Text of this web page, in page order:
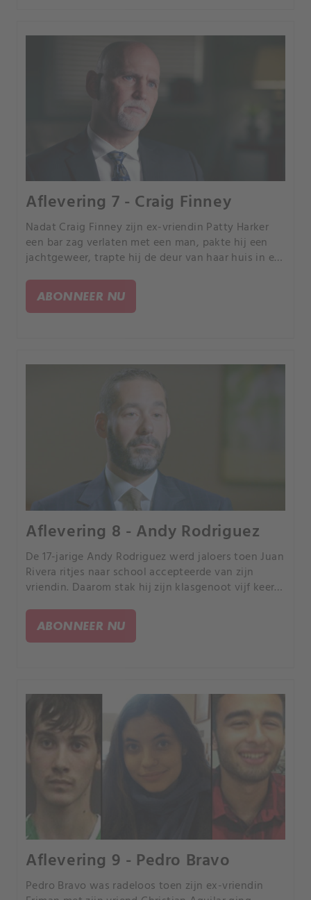
Aflevering 7 - Craig Finney
Nadat Craig Finney zijn ex-vriendin Patty Harker
een bar zag verlaten met een man, pakte hij een
jachtgeweer, trapte hij de deur van haar huis in en
vluchten. Daarna schoot hij zichzelf neer.
ABONNEER NU
Aflevering 8 - Andy Rodriguez
De 17-jarige Andy Rodriguez werd jaloers toen Juan
Rivera ritjes naar school accepteerde van zijn
vriendin. Daarom stak hij zijn klasgenoot vijf keer
hart te doorboren.
ABONNEER NU
Aflevering 9 - Pedro Bravo
Pedro Bravo was radeloos toen zijn ex-vriendin